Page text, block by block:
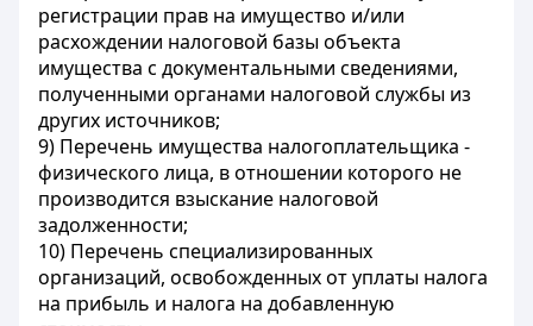
регистрации прав на имущество и/или
расхождении налоговой базы объекта
имущества с документальными сведениями,
полученными органами налоговой службы из
других источников;
9) Перечень имущества налогоплательщика -
физического лица, в отношении которого не
производится взыскание налоговой
задолженности;
10) Перечень специализированных
организаций, освобожденных от уплаты налога
на прибыль и налога на добавленную